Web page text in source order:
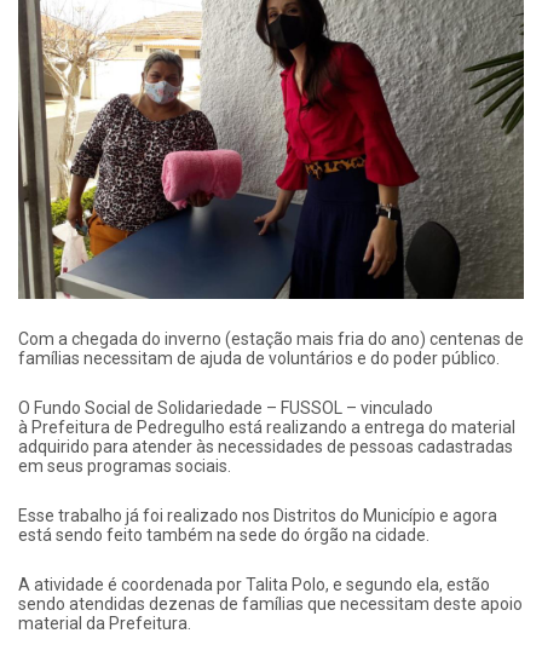
Com a chegada do inverno (estação mais fria do ano) centenas de
famílias necessitam de ajuda de voluntários e do poder público.
O Fundo Social de Solidariedade – FUSSOL – vinculado
à Prefeitura de Pedregulho está realizando a entrega do material
adquirido para atender às necessidades de pessoas cadastradas
em seus programas sociais.
Esse trabalho já foi realizado nos Distritos do Município e agora
está sendo feito também na sede do órgão na cidade.
A atividade é coordenada por Talita Polo, e segundo ela, estão
sendo atendidas dezenas de famílias que necessitam deste apoio
material da Prefeitura.